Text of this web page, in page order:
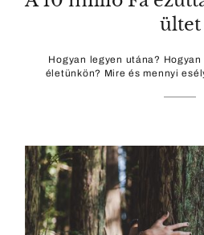
ültet
Hogyan legyen utána?
életünkön? Mire és mennyi